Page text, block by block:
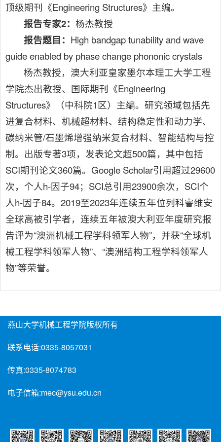
顶级期刊《Engineering Structures》主编。
报告专家2：杨杰教授
报告题目： High bandgap tunability and wave
guide enabled by phase change phononic crystals
杨杰教授，澳大利亚皇家墨尔本理工大学工程
学院杰出教授、国际期刊《Engineering
Structures》（中科院1区）主编。研究领域包括先
进复合材料、机械超材料、结构稳定性和动力学、
碳纳米管/石墨烯增强纳米复合材料、智能结构与控
制。出版专著3项，发表论文超500篇，其中包括
SCI期刊论文360篇。Google Scholar引用超过29600
次，个人h-因子94；SCI总引用23900余次，SCI个
人h-因子84。2019至2023年连续五年位列科睿维安
全球高被引学者，连续五年被澳大利亚年度研究报
告评为“澳洲机械工程学科领军人物”，并获“全球机
械工程学科领军人物”、“澳洲结构工程学科领军人
物”等荣誉。
燕山大学机械工程学院版权所有
联系电话:0335-8057031
传真:0335-8074783
电子信箱:mec@ysu.edu.cn